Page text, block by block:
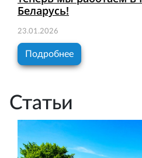
Беларусь!
23.01.2026
Подробнее
Статьи